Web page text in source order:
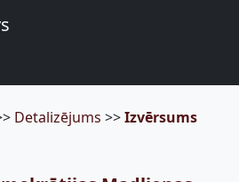
Detalizējums >>Izvērsums